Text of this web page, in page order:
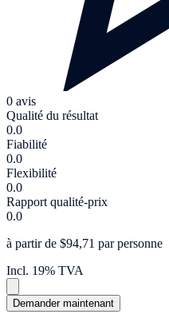
0 avis
Qualité du résultat
0.0
Fiabilité
0.0
Flexibilité
0.0
Rapport qualité-prix
0.0
à partir de $94,71 par personne
Incl. 19% TVA
Demander maintenant